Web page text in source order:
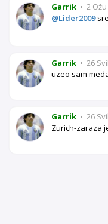
Garrik • 2
@Lider2009
Garrik • 26
uzeo sam
Garrik • 26
Zurich-zaraza